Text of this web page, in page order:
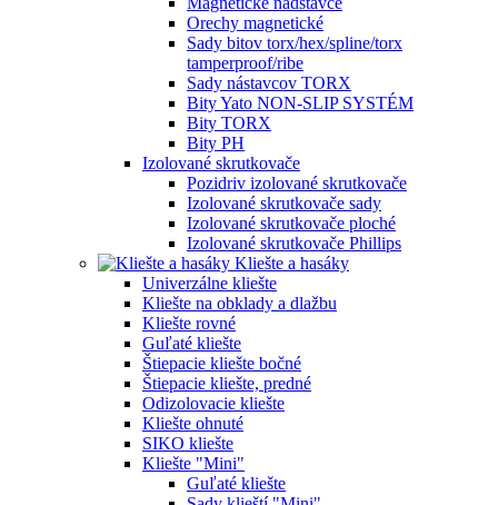
Orechy magnetické
Sady bitov torx/hex/spline/torx
tamperproof/ribe
Sady nástavcov TORX
Bity Yato NON-SLIP SYSTÉM
Bity TORX
Bity PH
Izolované skrutkovače
Pozidriv izolované skrutkovače
Izolované skrutkovače sady
Izolované skrutkovače ploché
Izolované skrutkovače Phillips
Kliešte a hasáky
Univerzálne kliešte
Kliešte na obklady a dlažbu
Kliešte rovné
Guľaté kliešte
Štiepacie kliešte bočné
Štiepacie kliešte, predné
Odizolovacie kliešte
Kliešte ohnuté
SIKO kliešte
Kliešte "Mini"
Guľaté kliešte